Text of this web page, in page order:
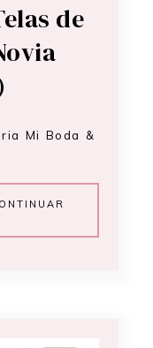
de
Mi Boda &